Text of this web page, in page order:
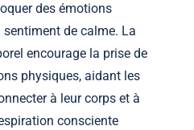
des émotions
de calme. La
encourage la prise de
physiques, aidant les
à leur corps et à
consciente